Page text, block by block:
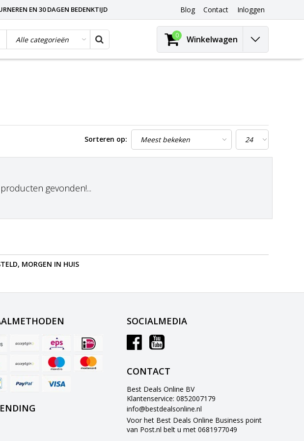
EN 30 DAGEN BEDENKTIJD Blog Contact Inloggen
0 Winkelwagen
Sorteren op:
gevonden!...
MORGEN IN HUIS
SOCIALMEDIA
CONTACT
Best Deals Online BV
Klantenservice: 0852007179
info@bestdealsonline.nl
Voor het Best Deals Online Business point
van Post.nl belt u met 0681977049